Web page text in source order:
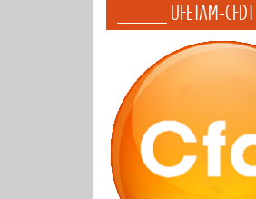
_____ UFETAM-CFDT